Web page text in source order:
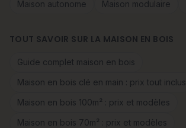
Maison autonome
Maison modulaire
TOUT SAVOIR SUR LA MAISON EN BOIS
Guide complet maison en bois
Maison en bois clé en main : prix tout inclus
Maison en bois 100m² : prix et modèles
Maison en bois 70m² : prix et modèles